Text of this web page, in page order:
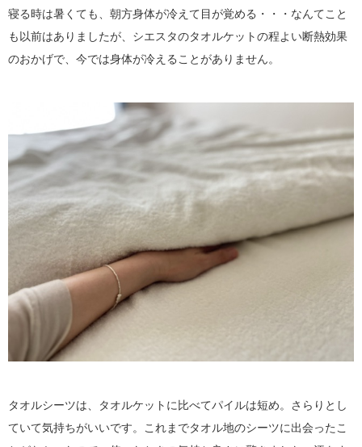
寝る時は暑くても、朝方身体が冷えて目が覚める・・・なんてこと
も以前はありましたが、シエスタのタオルケットの程よい断熱効果
のおかげで、今では身体が冷えることがありません。
タオルシーツは、タオルケットに比べてパイルは短め。さらりとし
ていて気持ちがいいです。これまでタオル地のシーツに出会ったこ